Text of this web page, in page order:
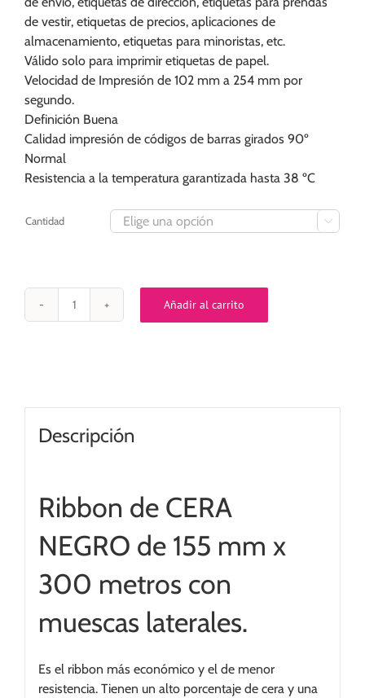
de vestir, etiquetas de precios, aplicaciones de
almacenamiento, etiquetas para minoristas, etc.
Válido solo para imprimir etiquetas de papel.
Velocidad de Impresión de 102 mm a 254 mm por
segundo.
Definición Buena
Calidad impresión de códigos de barras girados 90º
Normal
Resistencia a la temperatura garantizada hasta 38 ºC
Cantidad 
Ribbon
x
300
Añadir al carrito
Descripción
Ribbon de CERA
NEGRO de 155 mm x
300 metros con
muescas laterales.
Es el ribbon más económico y el de menor
resistencia. Tienen un alto porcentaje de cera y una